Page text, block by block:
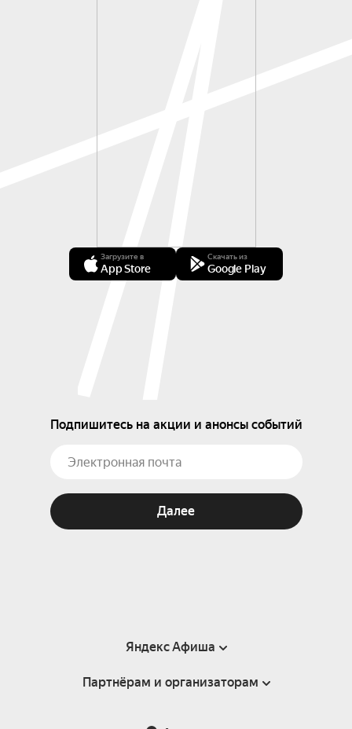
Загрузите в
App Store
Скачать из
Google Play
Подпишитесь на акции и анонсы событий
Далее
Яндекс Афиша
Справка
Партнёрам и организаторам